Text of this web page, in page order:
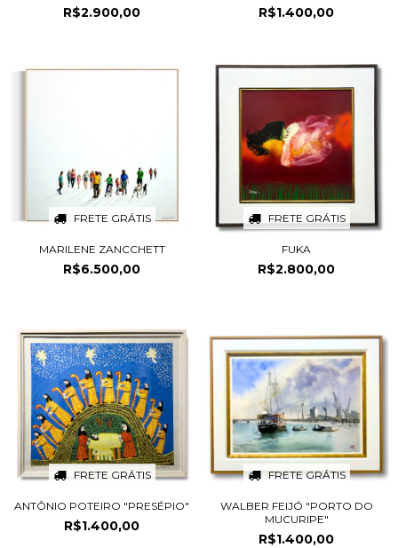
R$2.900,00 R$1.400,00
FRETE GRÁTIS
MARILENE ZANCCHETT
R$6.500,00
FRETE GRÁTIS
FUKA
R$2.800,00
FRETE GRÁTIS
ANTÔNIO POTEIRO "PRESÉPIO"
R$1.400,00
FRETE GRÁTIS
WALBER FEIJÓ "PORTO DO
MUCURIPE"
R$1.400,00